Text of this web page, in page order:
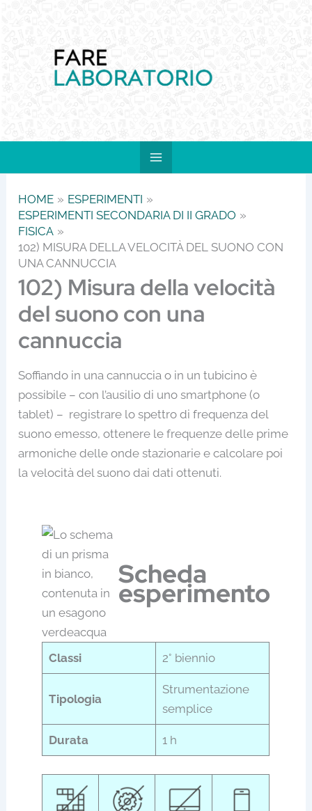
contenuto
HOME
ESPERIMENTI
ESPERIMENTI SECONDARIA DI II GRADO
FISICA
102) MISURA DELLA VELOCITÀ DEL SUONO CON
UNA CANNUCCIA
102) Misura della velocità
del suono con una
cannuccia
Soffiando in una cannuccia o in un tubicino è
possibile – con l’ausilio di uno smartphone (o
tablet) – registrare lo spettro di frequenza del
suono emesso, ottenere le frequenze delle prime
armoniche delle onde stazionarie e calcolare poi
la velocità del suono dai dati ottenuti.
Scheda
esperimento
Classi 2° biennio
Tipologia
Strumentazione
semplice
Durata 1 h